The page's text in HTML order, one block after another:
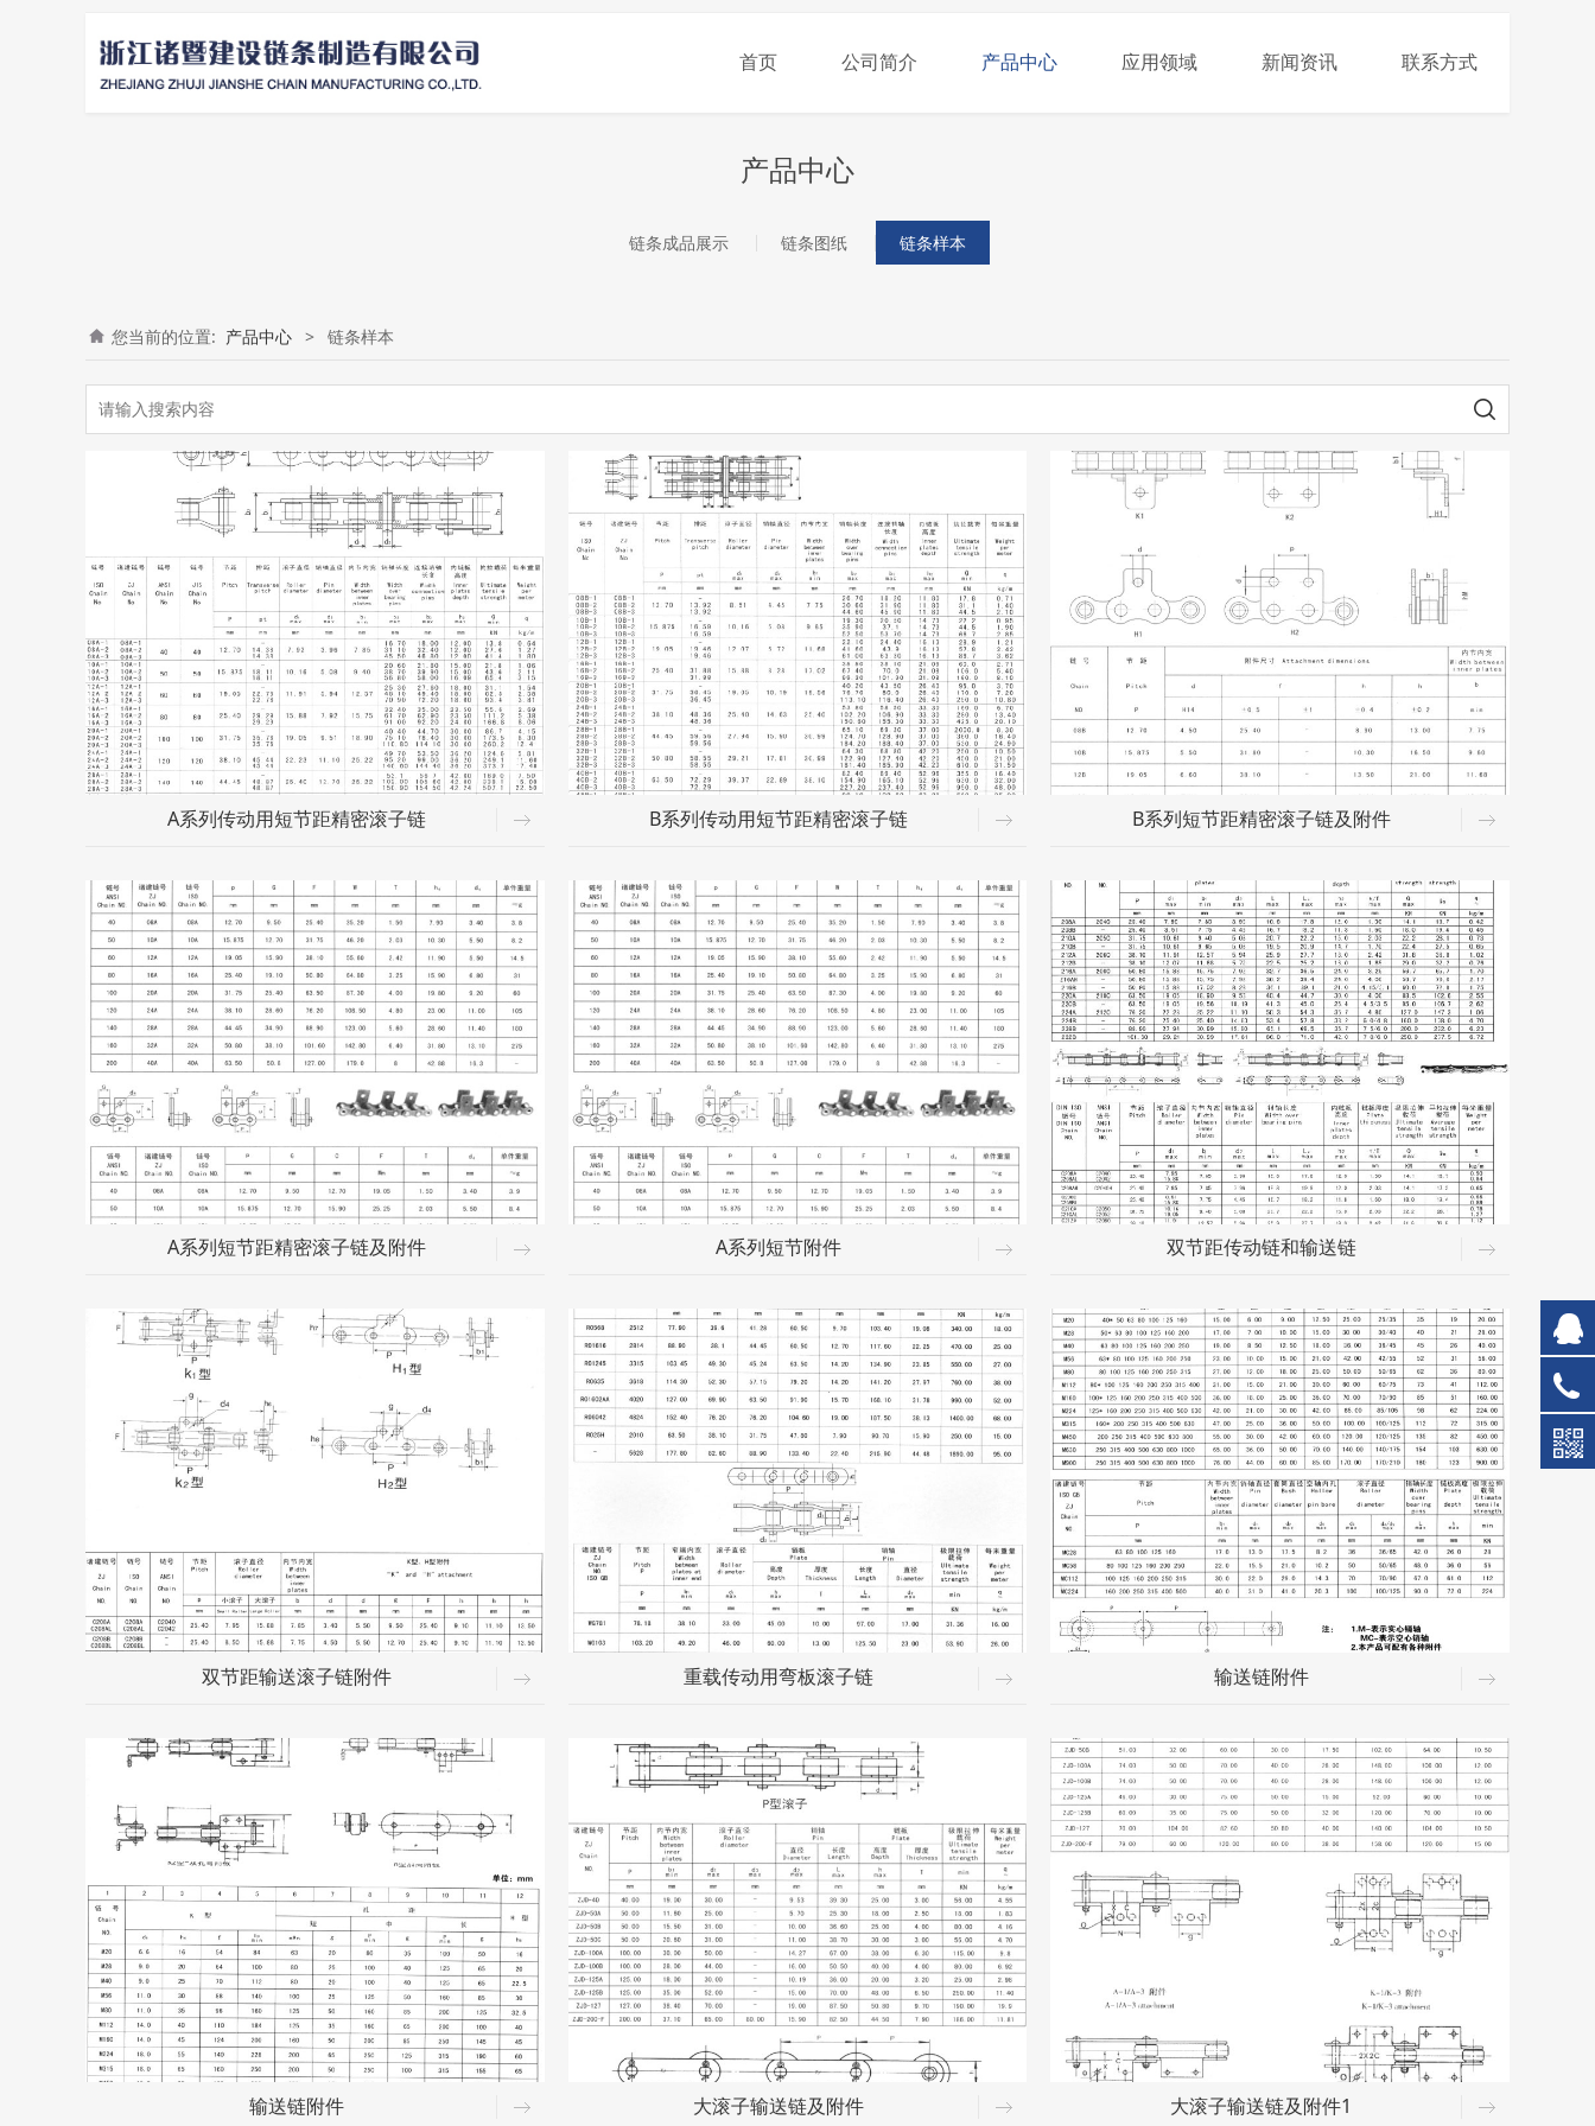
首页 公司简介 产品中心 应用领域 新闻资讯 联系方式
产品中心
链条成品展示 链条图纸 链条样本
您当前的位置: 产品中心 > 链条样本
A系列传动用短节距精密滚子链 B系列传动用短节距精密滚子链 B系列短节距精密滚子链及附件
A系列短节距精密滚子链及附件 A系列短节附件 双节距传动链和输送链
双节距输送滚子链附件 重载传动用弯板滚子链 输送链附件
输送链附件 大滚子输送链及附件 大滚子输送链及附件1